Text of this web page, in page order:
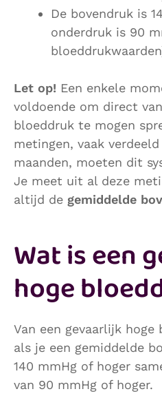
De bovendruk is
onderdruk is 90
Let op! Een enkele
voldoende om direct
bloeddruk te mogen
metingen, vaak
maanden, moeten dit
Je meet uit al deze
altijd de gemiddelde
Wat is een
hoge
Van een gevaarlijk hoge
als je een gemiddelde
140 mmHg of hoger
van 90 mmHg of hoger.